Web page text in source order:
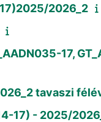
2026_2
17,
tavaszi
17) - 2025/